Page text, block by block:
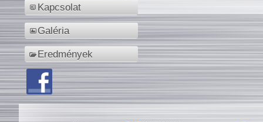
Kapcsolat
Galéria
Eredmények